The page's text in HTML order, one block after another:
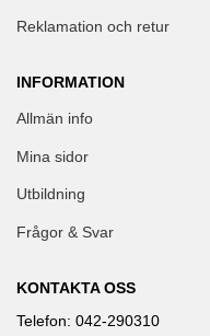
Reklamation och retur
INFORMATION
Allmän info
Mina sidor
Utbildning
Frågor & Svar
KONTAKTA OSS
Telefon: 042-290310